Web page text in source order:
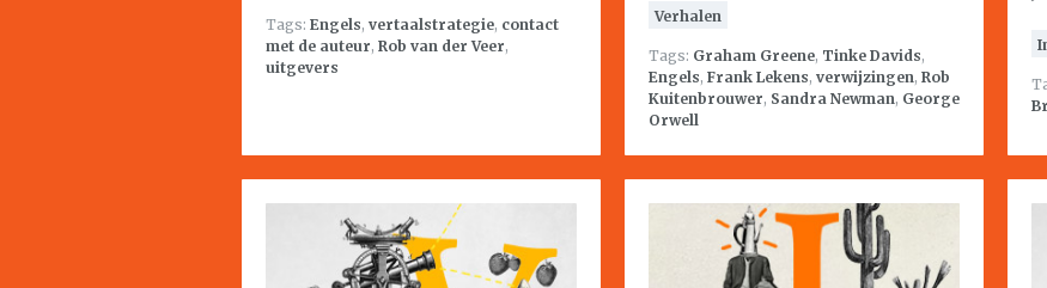
Tags: Engels, vertaalstrategie, contact
met de auteur, Rob van der Veer,
uitgevers
Verhalen
Tags: Graham Greene, Tinke Davids,
Engels, Frank Lekens, verwijzingen, Rob
Kuitenbrouwer, Sandra Newman, George
Orwell